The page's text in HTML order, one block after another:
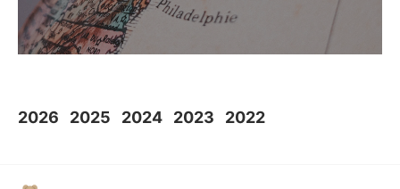
2026 2025 2024 2023 2022